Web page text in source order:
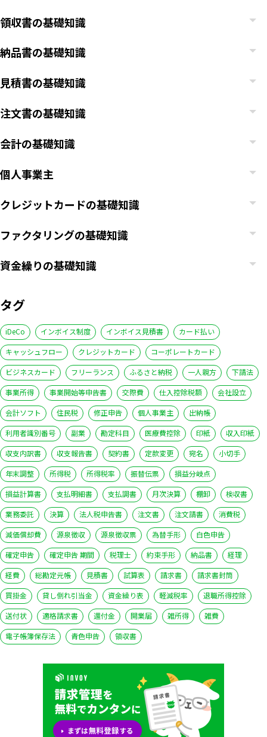
領収書の基礎知識
納品書の基礎知識
見積書の基礎知識
注文書の基礎知識
会計の基礎知識
個人事業主
クレジットカードの基礎知識
ファクタリングの基礎知識
資金繰りの基礎知識
タグ
iDeCo インボイス制度 インボイス見積書
カード払い
キャッシュフロー
クレジットカード
コーポレートカード
ビジネスカード
フリーランス ふるさと納税 一人親方
下請法
事業所得
事業開始等申告書 交際費 仕入控除税額
会社設立
会計ソフト
住民税 修正申告 個人事業主
出納帳
利用者識別番号
副業 勘定科目 医療費控除 印紙
収入印紙
収支内訳書
収支報告書 契約書 定款変更 宛名
小切手
年末調整
所得税 所得税率 振替伝票
損益分岐点
損益計算書
支払明細書 支払調書 月次決算 棚卸
検収書
業務委託
決算 法人税申告書 注文書 注文請書
消費税
減価償却費
源泉徴収 源泉徴収票 為替手形
白色申告
確定申告
確定申告 期間 税理士 約束手形 納品書
経理
経費
総勘定元帳 見積書 試算表 請求書
請求書封筒
買掛金
貸し倒れ引当金 資金繰り表 軽減税率
退職所得控除
送付状
適格請求書 還付金 開業届 雑所得
雑費
電子帳簿保存法
青色申告 領収書